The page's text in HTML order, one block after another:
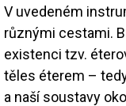
V uvedeném
různými cestami.
existenci tzv.
těles éterem –
a naší soustavy